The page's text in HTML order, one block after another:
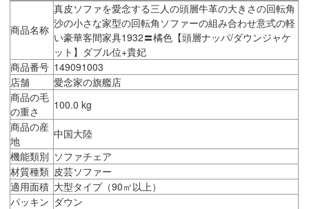
商品名称
真皮ソファを愛念する三人の頭層牛革の大きさの回転角
沙の小さな家型の回転角ソファーの組み合わせ意式の軽
い豪華客間家具1932〓橘色【頭層ナッパ/ダウンジャケ
ット】ダブル位+貴妃
商品番号 149091003
店舗
愛念家の旗艦店
商品の毛
の重さ
100.0 kg
商品の産
地
中国大陸
機能類別 ソファチェア
材質種類 皮芸ソファー
適用面積 大型タイプ（90㎡以上）
パッキン ダウン